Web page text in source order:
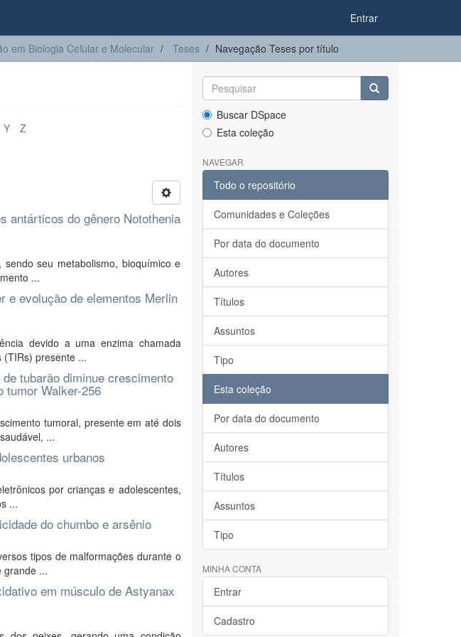
Entrar
em Biologia Celular e Molecular Teses Navegação Teses por título
Y Z
antárticos do gênero Notothenia
seu metabolismo, bioquímico e
...
e evolução de elementos Merlin
devido a uma enzima chamada
presente ...
tubarão diminue crescimento
tumor Walker-256
tumoral, presente em até dois
...
urbanos
por crianças e adolescentes,
...
do chumbo e arsênio
tipos de malformações durante o
grande ...
em músculo de Astyanax
Buscar DSpace
Esta coleção
NAVEGAR
Todo o repositório
Comunidades e Coleções
Por data do documento
Autores
Títulos
Assuntos
Tipo
Esta coleção
Por data do documento
Autores
Títulos
Assuntos
Tipo
MINHA CONTA
Entrar
Cadastro